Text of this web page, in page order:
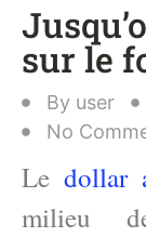
sur le
By user
No
Le dollar
milieu